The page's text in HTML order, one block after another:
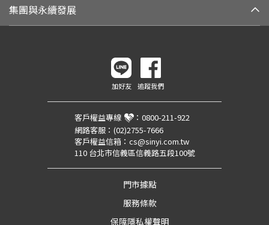
集團與永續發展
加好友 追蹤我們
客戶權益專線 ： 0800-211-922
網路客服： (02)2755-7666
客戶權益信箱： cs@sinyi.com.tw
110 台北市信義區信義路五段100號
門市據點
服務條款
保障隱私權聲明